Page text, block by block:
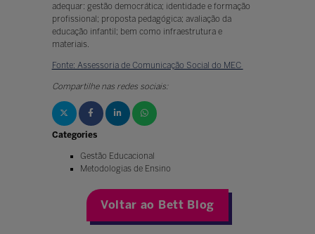
adequar: gestão democrática; identidade e formação
profissional; proposta pedagógica; avaliação da
educação infantil; bem como infraestrutura e
materiais.
Fonte: Assessoria de Comunicação Social do MEC
Compartilhe nas redes sociais:
Categories
Gestão Educacional
Metodologias de Ensino
Voltar ao Bett Blog